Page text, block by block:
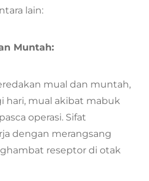
lain:
Muntah:
mual dan muntah,
hari, mual akibat mabuk
operasi. Sifat
dengan merangsang
reseptor di otak